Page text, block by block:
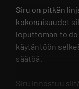
Siru on pitkän
kokonaisuudet
loputtoman to
käytäntöön
säätöä.
Siru innostuu